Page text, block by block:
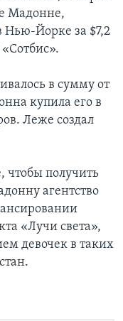
Мадонне,
Нью-Йорке за $7,2
в сумму от
купила его в
Леже создал
чтобы получить
агентство
«Лучи света»,
девочек в таких